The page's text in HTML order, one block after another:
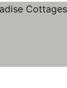
hinnat